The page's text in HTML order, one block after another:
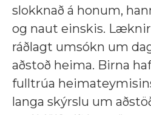
slokknað á honum,
og naut einskis.
ráðlagt umsókn um
aðstoð heima. Birna
fulltrúa
langa skýrslu um